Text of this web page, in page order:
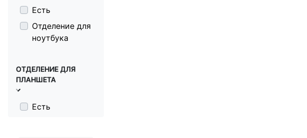
Есть
Отделение для
ноутбука
ОТДЕЛЕНИЕ ДЛЯ
ПЛАНШЕТА
Есть